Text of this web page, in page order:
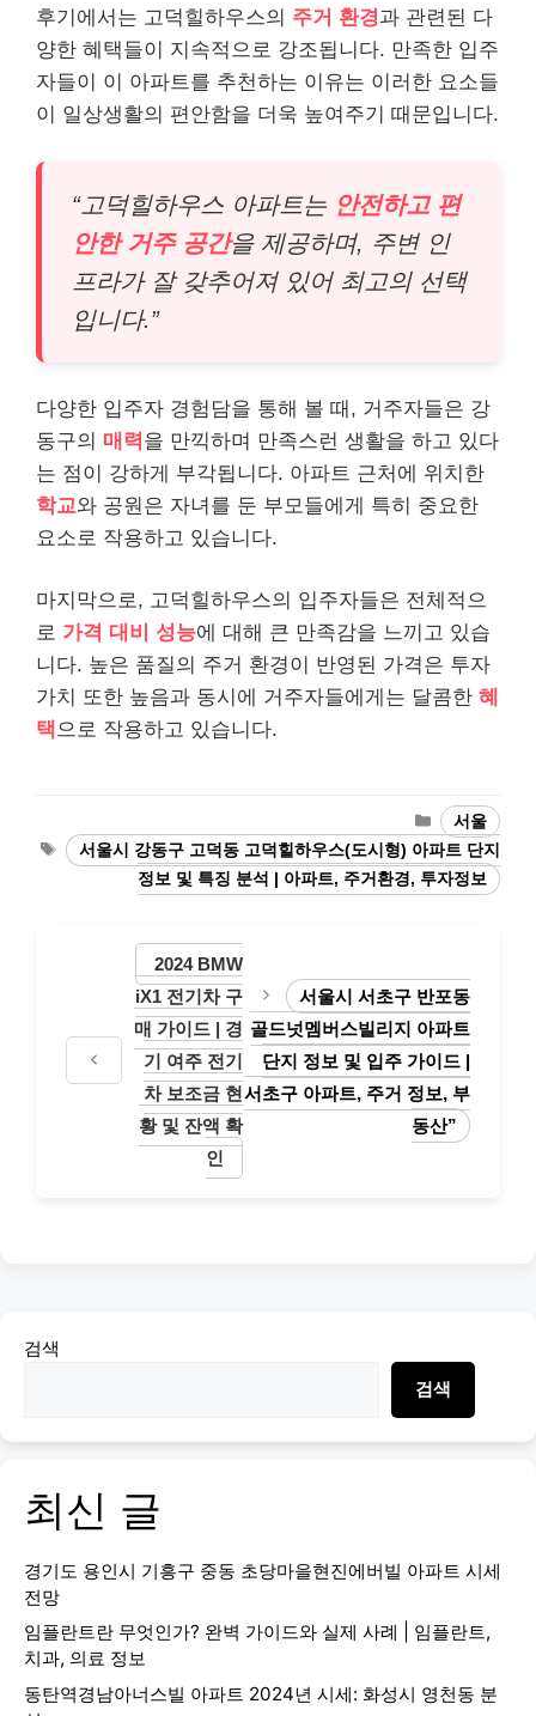
후기에서는 고덕힐하우스의 주거 환경과 관련된 다
양한 혜택들이 지속적으로 강조됩니다. 만족한 입주
자들이 이 아파트를 추천하는 이유는 이러한 요소들
이 일상생활의 편안함을 더욱 높여주기 때문입니다.
“고덕힐하우스 아파트는 안전하고 편
안한 거주 공간을 제공하며, 주변 인
프라가 잘 갖추어져 있어 최고의 선택
입니다.”
다양한 입주자 경험담을 통해 볼 때, 거주자들은 강
동구의 매력 을 만끽하며 만족스런 생활을 하고 있다
는 점이 강하게 부각됩니다. 아파트 근처에 위치한
학교와 공원은 자녀를 둔 부모들에게 특히 중요한
요소로 작용하고 있습니다.
마지막으로, 고덕힐하우스의 입주자들은 전체적으
로 가격 대비 성능에 대해 큰 만족감을 느끼고 있습
니다. 높은 품질의 주거 환경이 반영된 가격은 투자
가치 또한 높음과 동시에 거주자들에게는 달콤한 혜
택으로 작용하고 있습니다.
카
테
고
리
서울
태
그
서울시 강동구 고덕동 고덕힐하우스(도시형) 아파트 단지
정보 및 특징 분석 | 아파트, 주거환경, 투자정보
2024 BMW
iX1 전기차 구
매 가이드 | 경
기 여주 전기
차 보조금 현
황 및 잔액 확
인
서울시 서초구 반포동
골드넛멤버스빌리지 아파트
단지 정보 및 입주 가이드 |
서초구 아파트, 주거 정보, 부
동산”
검색
검색
최신 글
경기도 용인시 기흥구 중동 초당마을현진에버빌 아파트 시세
전망
임플란트란 무엇인가? 완벽 가이드와 실제 사례 | 임플란트,
치과, 의료 정보
동탄역경남아너스빌 아파트 2024년 시세: 화성시 영천동 분